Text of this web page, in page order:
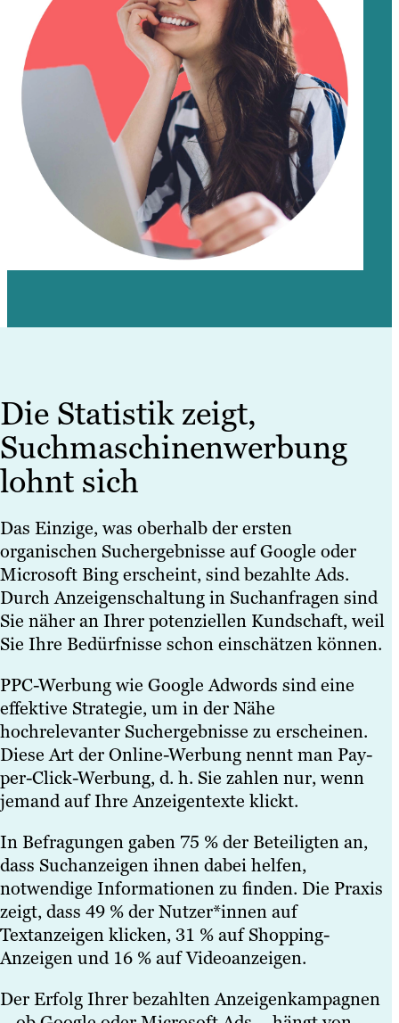
Die Statistik zeigt,
Suchmaschinenwerbung
lohnt sich
Das Einzige, was oberhalb der ersten
organischen Suchergebnisse auf Google oder
Microsoft Bing erscheint, sind bezahlte Ads.
Durch Anzeigenschaltung in Suchanfragen sind
Sie näher an Ihrer potenziellen Kundschaft, weil
Sie Ihre Bedürfnisse schon einschätzen können.
PPC-Werbung wie Google Adwords sind eine
effektive Strategie, um in der Nähe
hochrelevanter Suchergebnisse zu erscheinen.
Diese Art der Online-Werbung nennt man Pay-
per-Click-Werbung, d. h. Sie zahlen nur, wenn
jemand auf Ihre Anzeigentexte klickt.
In Befragungen gaben 75 % der Beteiligten an,
dass Suchanzeigen ihnen dabei helfen,
notwendige Informationen zu finden. Die Praxis
zeigt, dass 49 % der Nutzer*innen auf
Textanzeigen klicken, 31 % auf Shopping-
Anzeigen und 16 % auf Videoanzeigen.
Der Erfolg Ihrer bezahlten Anzeigenkampagnen